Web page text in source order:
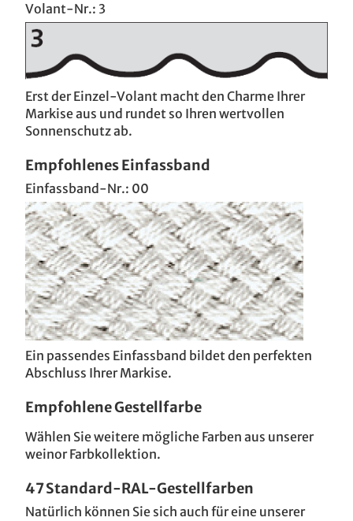
Volant-Nr.: 3
Erst der Einzel-Volant macht den Charme Ihrer
Markise aus und rundet so Ihren wertvollen
Sonnenschutz ab.
Empfohlenes Einfassband
Einfassband-Nr.: 00
Ein passendes Einfassband bildet den perfekten
Abschluss Ihrer Markise.
Empfohlene Gestellfarbe
Wählen Sie weitere mögliche Farben aus unserer
weinor Farbkollektion.
47 Standard-RAL-Gestellfarben
Natürlich können Sie sich auch für eine unserer